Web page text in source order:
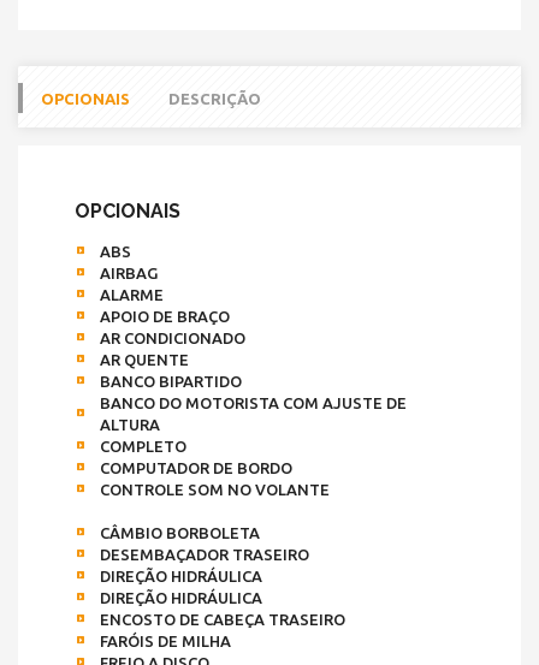
OPCIONAIS DESCRIÇÃO
OPCIONAIS
ABS
AIRBAG
ALARME
APOIO DE BRAÇO
AR CONDICIONADO
AR QUENTE
BANCO BIPARTIDO
BANCO DO MOTORISTA COM AJUSTE DE
ALTURA
COMPLETO
COMPUTADOR DE BORDO
CONTROLE SOM NO VOLANTE
CÂMBIO BORBOLETA
DESEMBAÇADOR TRASEIRO
DIREÇÃO HIDRÁULICA
DIREÇÃO HIDRÁULICA
ENCOSTO DE CABEÇA TRASEIRO
FARÓIS DE MILHA